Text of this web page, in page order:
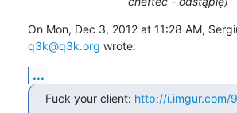
q3k@q3k.org wrote:
...
Fuck your client: http://i.imgur.com/